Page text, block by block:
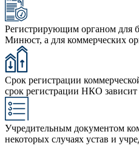
Регистрирующим органом для
Минюст, а для коммерческих
Срок регистрации
срок регистрации НКО
Учредительным документом
некоторых случаях устав и